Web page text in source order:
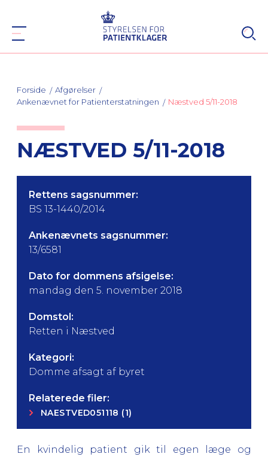
Forside
Afgørelser
Ankenævnet for Patienterstatningen
Næstved 5/11-2018
NÆSTVED 5/11-2018
Rettens sagsnummer:
BS 13-1440/2014
Ankenævnets sagsnummer:
13/6581
Dato for dommens afsigelse:
mandag den 5. november 2018
Domstol:
Retten i Næstved
Kategori:
Domme afsagt af byret
Relaterede filer:
NAESTVED051118 (1)
En kvindelig patient gik til egen læge og